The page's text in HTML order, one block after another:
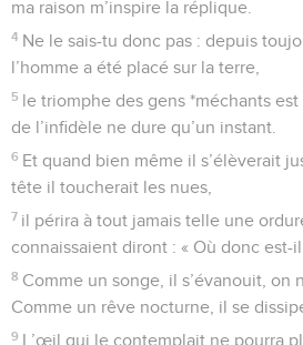
ma raison m’inspire la réplique.
4 Ne le sais-tu donc pas : depuis
l’homme a été placé sur la terre,
5 le triomphe des gens *méchants
de l’infidèle ne dure qu’un instant.
6 Et quand bien même il s’élèverait
tête il toucherait les nues,
7 il périra à tout jamais telle une
connaissaient diront : « Où donc est-il
8 Comme un songe, il s’évanouit, on
Comme un rêve nocturne, il se
9 L’œil qui le contemplait ne pourra